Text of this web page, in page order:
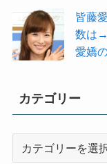
皆藤
数は→
愛嬌
カテゴリー